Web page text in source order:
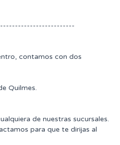
contamos con dos
Quilmes.
de nuestras sucursales.
para que te dirijas al